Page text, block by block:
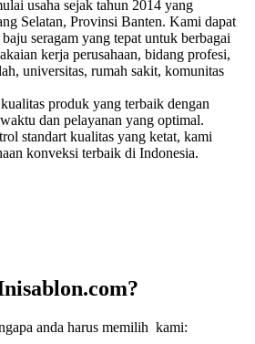
usaha sejak tahun 2014 yang
Selatan, Provinsi Banten. Kami dapat
seragam yang tepat untuk berbagai
kerja perusahaan, bidang profesi,
universitas, rumah sakit, komunitas
produk yang terbaik dengan
dan pelayanan yang optimal.
standart kualitas yang ketat, kami
konveksi terbaik di Indonesia.
anda harus memilih kami: